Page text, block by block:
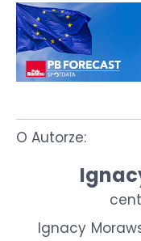
O Autorze:
Ignacy